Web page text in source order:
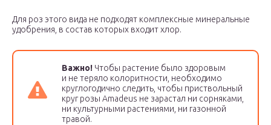
Для роз этого вида не подходят комплексные минеральные
удобрения, в состав которых входит хлор.
Важно! Чтобы растение было здоровым
и не теряло колоритности, необходимо
круглогодично следить, чтобы приствольный
круг розы Amadeus не зарастал ни сорняками,
ни культурными растениями, ни газонной
травой.